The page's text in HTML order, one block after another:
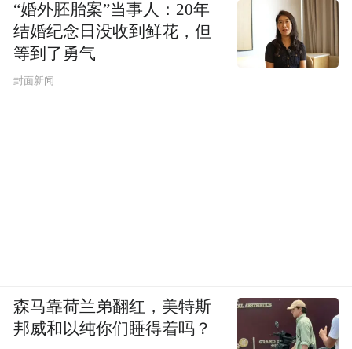
“婚外胚胎案”当事人：20年
结婚纪念日没收到鲜花，但
等到了勇气
封面新闻
森马靠荷兰弟翻红，美特斯
邦威和以纯你们睡得着吗？